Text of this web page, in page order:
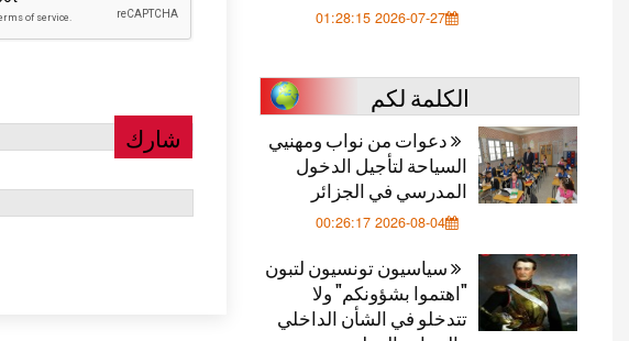
شارك
2026-07-27 01:28:15
الكلمة لكم
دعوات من نواب ومهنيي
السياحة لتأجيل الدخول
المدرسي في الجزائر
2026-08-04 00:26:17
سياسيون تونسيون لتبون
"اهتموا بشؤونكم" ولا
تتدخلو في الشأن الداخلي